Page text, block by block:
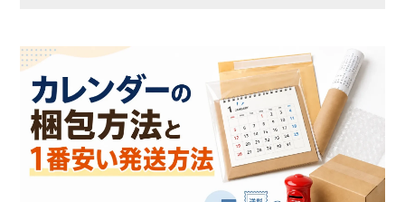
カレンダー本舗
カイロ本舗
キャンディー本舗
ボックスティッシュ本舗